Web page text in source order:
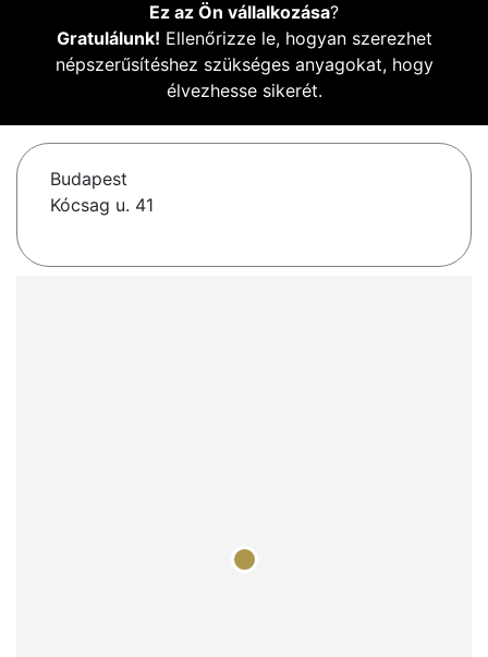
Ez az Ön vállalkozása?
Gratulálunk! Ellenőrizze le, hogyan szerezhet
népszerűsítéshez szükséges anyagokat, hogy
élvezhesse sikerét.
Budapest
Kócsag u. 41